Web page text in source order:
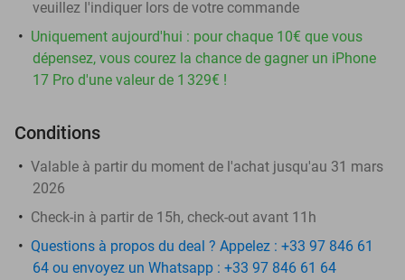
veuillez l'indiquer lors de votre commande
Uniquement aujourd'hui : pour chaque 10€ que vous
dépensez, vous courez la chance de gagner un iPhone
17 Pro d'une valeur de 1 329€ !
Conditions
Valable à partir du moment de l'achat jusqu'au 31 mars
2026
Check-in à partir de 15h, check-out avant 11h
Questions à propos du deal ? Appelez : +33 97 846 61
64 ou envoyez un Whatsapp : +33 97 846 61 64